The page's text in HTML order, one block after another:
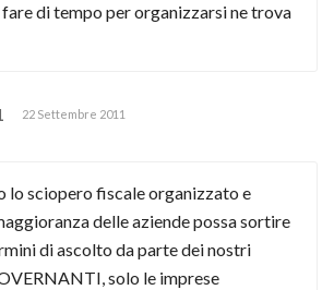
fare di tempo per organizzarsi ne trova
22 Settembre 2011
lo sciopero fiscale organizzato e
delle aziende possa sortire
di ascolto da parte dei nostri
solo le imprese